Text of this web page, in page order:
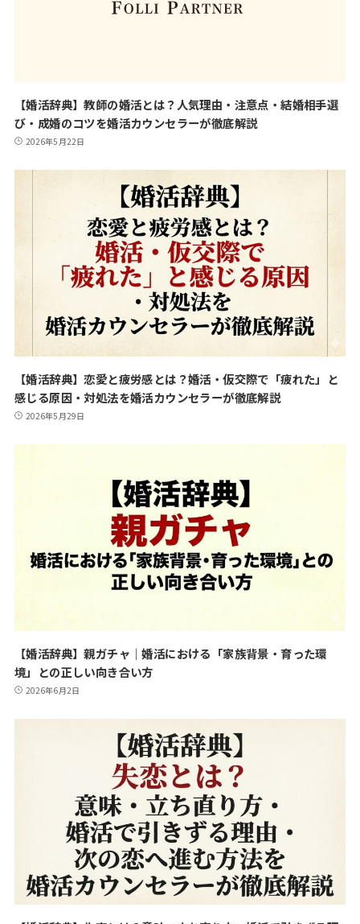
【婚活辞典】教師の婚活とは？人気理由・注意点・結婚相手選
び・成婚のコツを婚活カウンセラーが徹底解説
2026年5月22日
【婚活辞典】恋愛と疲労感とは？婚活・仮交際で「疲れた」と
感じる原因・対処法を婚活カウンセラーが徹底解説
2026年5月29日
【婚活辞典】親ガチャ｜婚活における「家族背景・育った環
境」との正しい向き合い方
2026年6月2日